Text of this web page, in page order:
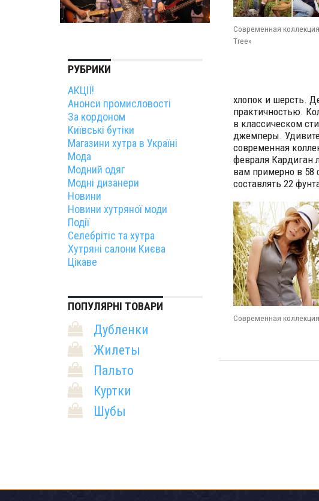
Современная
Tree»
хлопок и шерсть.
практичностью.
в классическом
джемперы.
современная
февраля Кардиган
вам примерно в 58
составлять 22
Современная
РУБРИКИ
АКЦІЇ!
Анонси промисловості
За кордоном
Київські бутіки
Магазини хутра в Україні
Мода
Модний одяг
Модні дизанери
Новини
Новини хутряної моди
Події
Селебрітіс та хутра
Хутряні салони Києва
Цікаве
ПОПУЛЯРНІ ТОВАРИ
Дубленки
Жилеты
Пальто
Куртки
Шубы